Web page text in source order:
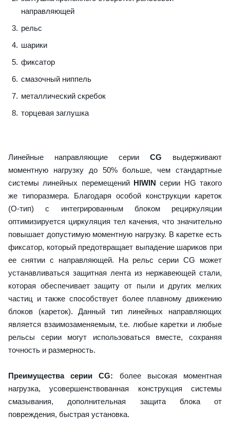
направляющей
рельс
шарики
фиксатор
смазочный ниппель
металлический скребок
торцевая заглушка
Линейные направляющие серии CG выдерживают
моментную нагрузку до 50% больше, чем стандартные
системы линейных перемещений HIWIN серии HG такого
же типоразмера. Благодаря особой конструкции кареток
(О-тип) с интегрированным блоком рециркуляции
оптимизируется циркуляция тел качения, что значительно
повышает допустимую моментную нагрузку. В каретке есть
фиксатор, который предотвращает выпадение шариков при
ее снятии с направляющей. На рельс серии CG может
устанавливаться защитная лента из нержавеющей стали,
которая обеспечивает защиту от пыли и других мелких
частиц и также способствует более плавному движению
блоков (кареток). Данный тип линейных направляющих
является взаимозаменяемым, т.е. любые каретки и любые
рельсы серии могут использоваться вместе, сохраняя
точность и размерность.
Преимущества серии CG: более высокая моментная
нагрузка, усовершенствованная конструкция системы
смазывания, дополнительная защита блока от
повреждения, быстрая установка.